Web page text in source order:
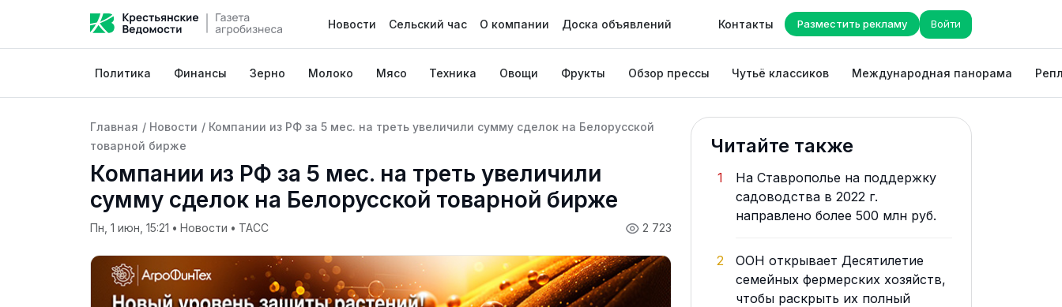
Новости Сельский час О компании Доска объявлений Контакты Разместить рекламу Войти
Политика Финансы Зерно Молоко Мясо Техника Овощи Фрукты Обзор прессы Чутьё классиков Международная панорама
Главная / Новости / Компании из РФ за 5 мес. на треть увеличили сумму сделок на Белорусской
товарной бирже
Компании из РФ за 5 мес. на треть увеличили
сумму сделок на Белорусской товарной бирже
2 723
Пн, 1 июн, 15:21 • Новости • ТАСС
Читайте также
1
На Ставрополье на поддержку
садоводства в 2022 г.
направлено более 500 млн руб.
2
ООН открывает Десятилетие
семейных фермерских хозяйств,
чтобы раскрыть их полный